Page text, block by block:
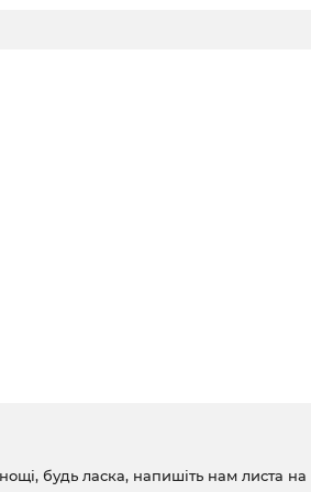
будь ласка, напишіть нам листа на